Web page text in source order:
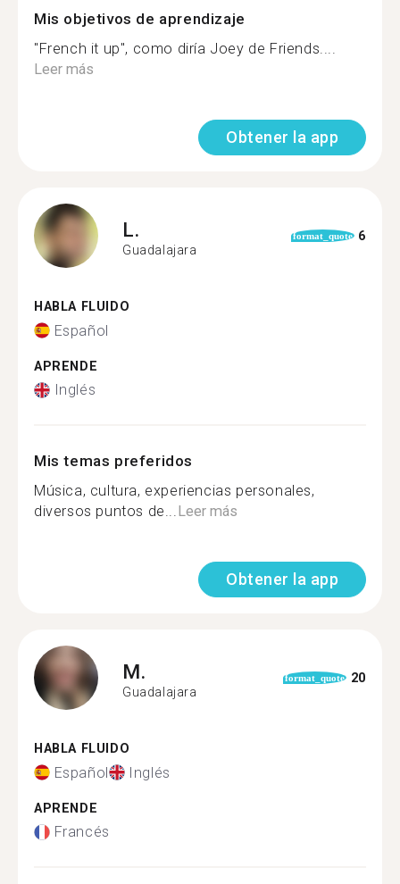
Mis objetivos de aprendizaje
"French it up", como diría Joey de Friends....
Leer más
Obtener la app
L.
Guadalajara
format_quote 6
HABLA FLUIDO
Español
APRENDE
Inglés
Mis temas preferidos
Música, cultura, experiencias personales,
diversos puntos de...Leer más
Obtener la app
M.
Guadalajara
format_quote 20
HABLA FLUIDO
Español Inglés
APRENDE
Francés